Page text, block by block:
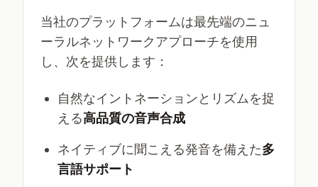
当社のプラットフォームは最先端のニュ
ーラルネットワークアプローチを使用
し、次を提供します：
自然なイントネーションとリズムを捉
える高品質の音声合成
ネイティブに聞こえる発音を備えた多
言語サポート